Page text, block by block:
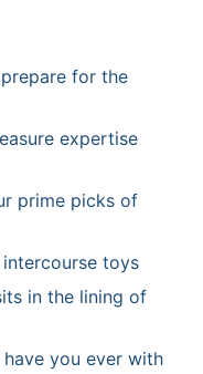
for the
expertise
prime picks of
intercourse toys
in the lining of
you ever with